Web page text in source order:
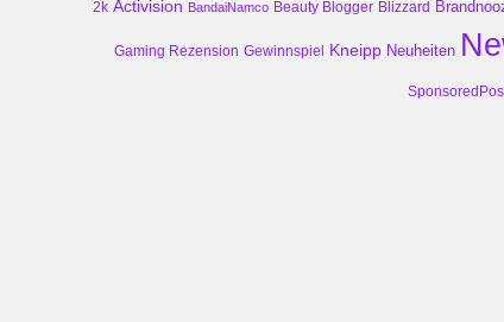
2k Activision BandaiNamco Beauty Blogger Blizzard
Gaming Rezension Gewinnspiel Kneipp Neuheiten